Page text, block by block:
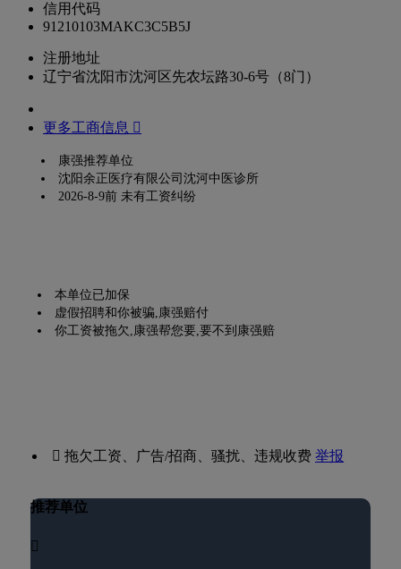
信用代码
91210103MAKC3C5B5J
注册地址
辽宁省沈阳市沈河区先农坛路30-6号（8门）
更多工商信息 
康强推荐单位
沈阳余正医疗有限公司沈河中医诊所
2026-8-9前 未有工资纠纷
本单位已加保
虚假招聘和你被骗,康强赔付
你工资被拖欠,康强帮您要,要不到康强赔
 拖欠工资、广告/招商、骚扰、违规收费举报
推荐单位
